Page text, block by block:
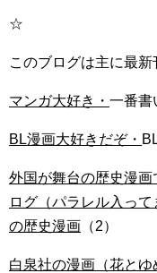
☆
このブログは主に最新
マンガ大好き・ 一番書
BL漫画大好きだぞ・
外国が舞台の歴史漫
ログ（パラレル入っ
の歴史漫画 （2）
白泉社の漫画（花と